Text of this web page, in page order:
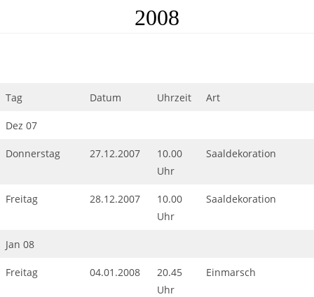
2008
Tag Datum Uhrzeit Art
Dez 07
Donnerstag 27.12.2007
10.00
Uhr
Saaldekoration
Freitag 28.12.2007
10.00
Uhr
Saaldekoration
Jan 08
Freitag 04.01.2008
20.45
Uhr
Einmarsch